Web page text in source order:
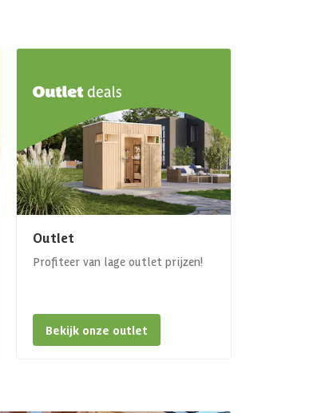
Outlet
Profiteer van lage outlet prijzen!
Bekijk onze outlet